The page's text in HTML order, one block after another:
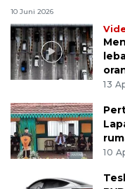
10 Juni 2026
13
10